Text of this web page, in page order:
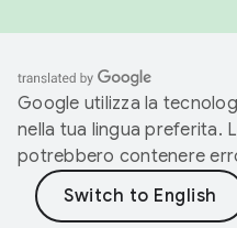
Google utilizza la
nella tua lingua preferita.
potrebbero contenere